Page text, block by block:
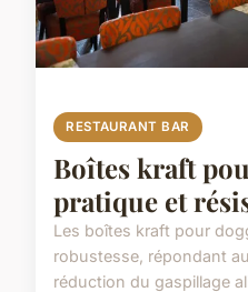
RESTAURANT BAR
Boîtes kraft
pratique et
Les boîtes kraft pour
robustesse, répondant
réduction du gaspillage